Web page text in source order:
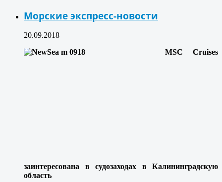
Морские экспресс-новости
20.09.2018
MSC Cruises
заинтересована в судозаходах в Калининградскую
область